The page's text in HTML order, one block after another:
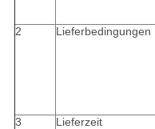
2
Lieferbedingungen
3
Lieferzeit